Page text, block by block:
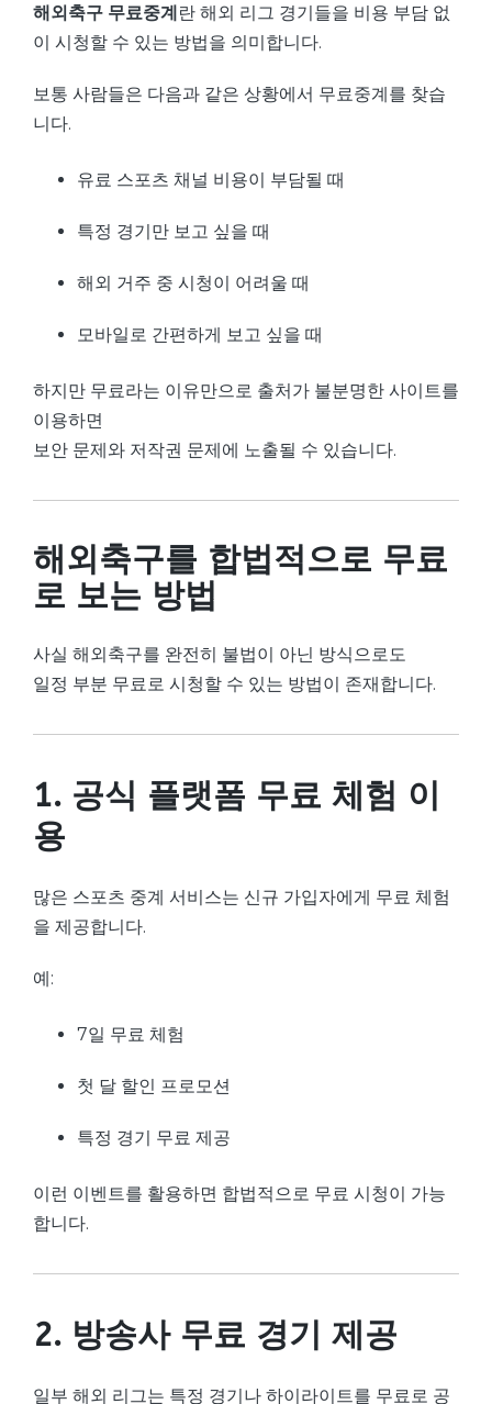
해외축구 무료중계 란 해외 리그 경기들을 비용 부담 없
이 시청할 수 있는 방법을 의미합니다.
보통 사람들은 다음과 같은 상황에서 무료중계를 찾습
니다.
유료 스포츠 채널 비용이 부담될 때
특정 경기만 보고 싶을 때
해외 거주 중 시청이 어려울 때
모바일로 간편하게 보고 싶을 때
하지만 무료라는 이유만으로 출처가 불분명한 사이트를
이용하면
보안 문제와 저작권 문제에 노출될 수 있습니다.
해외축구를 합법적으로 무료
로 보는 방법
사실 해외축구를 완전히 불법이 아닌 방식으로도
일정 부분 무료로 시청할 수 있는 방법이 존재합니다.
1. 공식 플랫폼 무료 체험 이
용
많은 스포츠 중계 서비스는 신규 가입자에게 무료 체험
을 제공합니다.
예:
7일 무료 체험
첫 달 할인 프로모션
특정 경기 무료 제공
이런 이벤트를 활용하면 합법적으로 무료 시청이 가능
합니다.
2. 방송사 무료 경기 제공
일부 해외 리그는 특정 경기나 하이라이트를 무료로 공